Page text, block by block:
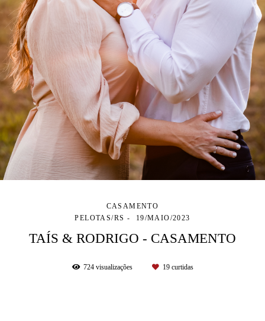
CASAMENTO
PELOTAS/RS
19/MAIO/2023
TAÍS & RODRIGO - CASAMENTO
724visualizações 19curtidas